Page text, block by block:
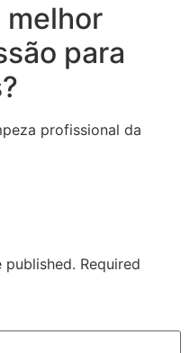
melhor
para
profissional da
published. Required